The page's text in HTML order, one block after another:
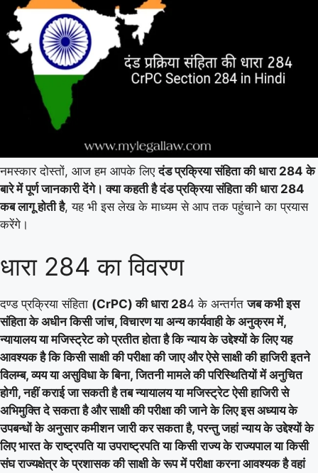
नमस्कार दोस्तों, आज हम आपके लिएदंड प्रक्रिया संहिता की धारा 284 के
बारे में पूर्ण जानकारी देंगे। क्या कहती है दंड प्रक्रिया संहिता की धारा 284
कब लागू होती है, यह भी इस लेख के माध्यम से आप तक पहुंचाने का प्रयास
करेंगे।
धारा 284 का विवरण
दण्ड प्रक्रिया संहिता (CrPC) की धारा 284 के अन्तर्गतजब कभी इस
संहिता के अधीन किसी जांच, विचारण या अन्य कार्यवाही के अनुक्रम में,
न्यायालय या मजिस्ट्रेट को प्रतीत होता है कि न्याय के उद्देश्यों के लिए यह
आवश्यक है कि किसी साक्षी की परीक्षा की जाए और ऐसे साक्षी की हाजिरी इतने
विलम्ब, व्यय या असुविधा के बिना, जितनी मामले की परिस्थितियों में अनुचित
होगी, नहीं कराई जा सकती है तब न्यायालय या मजिस्ट्रेट ऐसी हाजिरी से
अभिमुक्ति दे सकता है और साक्षी की परीक्षा की जाने के लिए इस अध्याय के
उपबन्धों के अनुसार कमीशन जारी कर सकता है, परन्तु जहां न्याय के उद्देश्यों के
लिए भारत के राष्ट्रपति या उपराष्ट्रपति या किसी राज्य के राज्यपाल या किसी
संघ राज्यक्षेत्र के प्रशासक की साक्षी के रूप में परीक्षा करना आवश्यक है वहां